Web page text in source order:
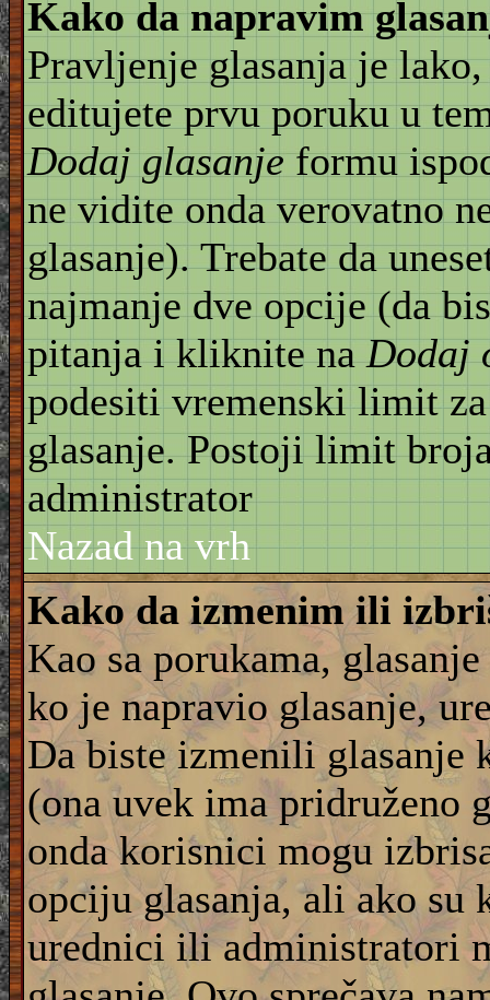
Kako da napravim
Pravljenje glasanja je
editujete prvu poruku u
Dodaj glasanjeformu
ne vidite onda verovatno
glasanje). Trebate da
najmanje dve opcije (da
pitanja i kliknite naDodaj
podesiti vremenski limit
glasanje. Postoji limit
administrator
Nazad na vrh
Kako da izmenim ili
Kao sa porukama,
ko je napravio glasanje,
Da biste izmenili glasanje
(ona uvek ima pridruženo
onda korisnici mogu
opciju glasanja, ali ako su
urednici ili administratori